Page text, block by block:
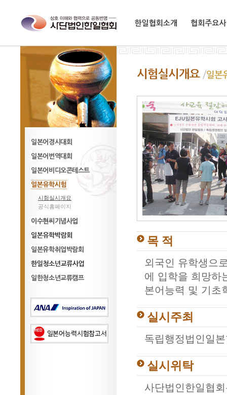
일어경시대회
일어번역대회
일어비디오콘테스트
일본유학시험
시험실시개요
공식홈페이지
이수현기념사업
일본유학박람회
일본유학취업박람회
한일청소년교류사업
목 적
외국인 유학생으
에 입학을 희망하
본어능력 및 기초
실시주최
독립행정법인일
실시위탁
사단법인한일협